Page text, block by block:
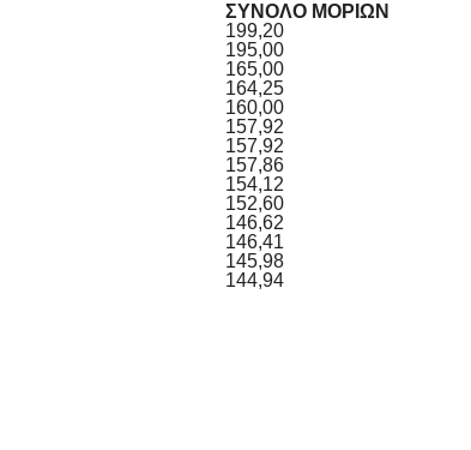
ΣΥΝΟΛΟ ΜΟΡΙΩΝ
199,20
195,00
165,00
164,25
160,00
157,92
157,92
157,86
154,12
152,60
146,62
146,41
145,98
144,94